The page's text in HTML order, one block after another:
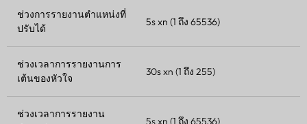
ช่วงการรายงานตำแหน่งที่
ปรับได้
5s xn (1 ถึง 65536)
ช่วงเวลาการรายงานการ
เต้นของหัวใจ
30s xn (1 ถึง 255)
ช่วงเวลาการรายงาน
5s xn (1 ถึง 65536)